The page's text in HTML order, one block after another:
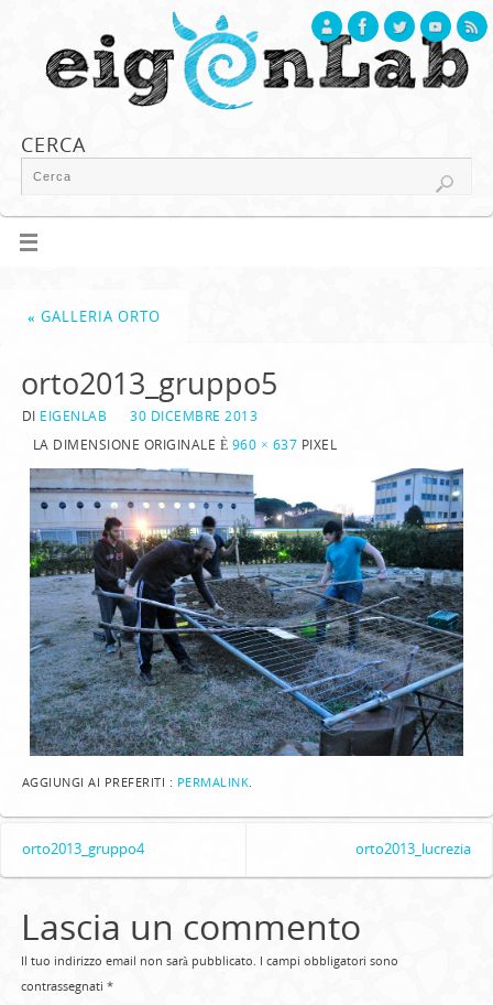
CERCA
« GALLERIA ORTO
orto2013_gruppo5
DI EIGENLAB
30 DICEMBRE 2013
LA DIMENSIONE ORIGINALE È 960 × 637 PIXEL
AGGIUNGI AI PREFERITI : PERMALINK.
orto2013_gruppo4 orto2013_lucrezia
Lascia un commento
Il tuo indirizzo email non sarà pubblicato. I campi obbligatori sono
contrassegnati *